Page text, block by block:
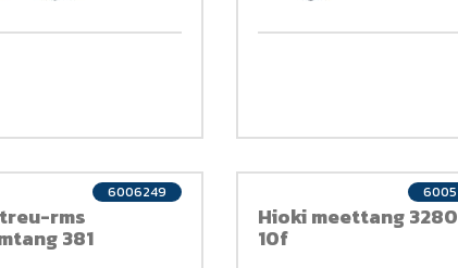
rms
381
6006249
Hioki meettang
10f